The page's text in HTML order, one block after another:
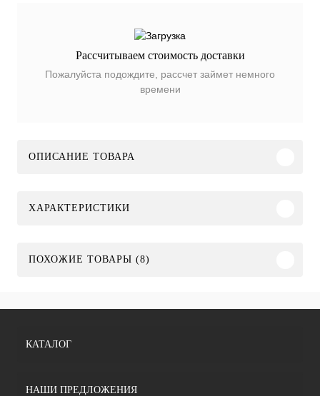
Рассчитываем стоимость доставки
Пожалуйста подождите, рассчет займет немного
времени
ОПИСАНИЕ ТОВАРА
ХАРАКТЕРИСТИКИ
ПОХОЖИЕ ТОВАРЫ (8)
КАТАЛОГ
НАШИ ПРЕДЛОЖЕНИЯ